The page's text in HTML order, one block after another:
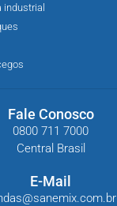
industrial
Fale Conosco
0800 711 7000
Central Brasil
E-Mail